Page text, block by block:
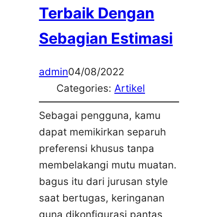
Terbaik Dengan
Sebagian Estimasi
admin04/08/2022
Categories: Artikel
Sebagai pengguna, kamu
dapat memikirkan separuh
preferensi khusus tanpa
membelakangi mutu muatan.
bagus itu dari jurusan style
saat bertugas, keringanan
guna dikonfigurasi pantas